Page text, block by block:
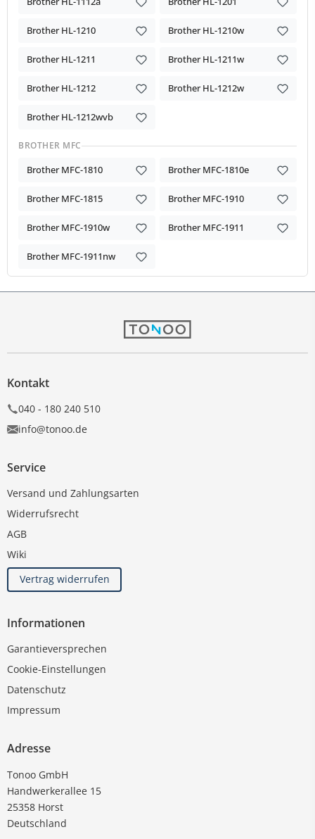
Brother HL-1210 Brother HL-1210w
Brother HL-1211 Brother HL-1211w
Brother HL-1212 Brother HL-1212w
Brother HL-1212wvb
BROTHER MFC
Brother MFC-1810 Brother MFC-1810e
Brother MFC-1815 Brother MFC-1910
Brother MFC-1910w Brother MFC-1911
Brother MFC-1911nw
Kontakt
040 - 180 240 510
info@tonoo.de
Service
Versand und Zahlungsarten
Widerrufsrecht
AGB
Wiki
Vertrag widerrufen
Informationen
Garantieversprechen
Cookie-Einstellungen
Datenschutz
Impressum
Adresse
Tonoo GmbH
Handwerkerallee 15
25358 Horst
Deutschland